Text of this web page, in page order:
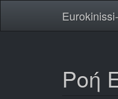
Ροή